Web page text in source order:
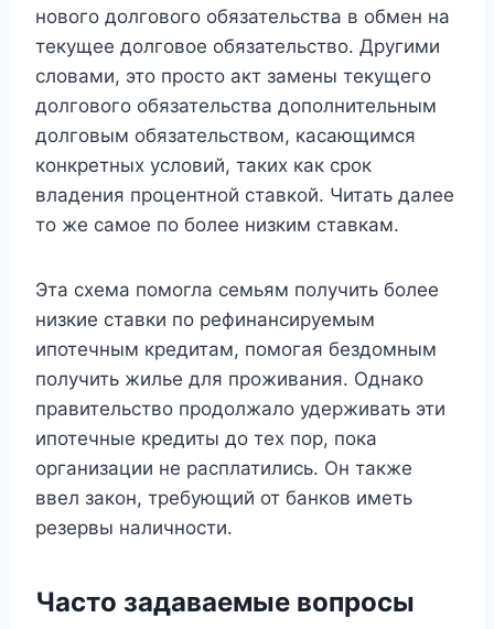
нового долгового обязательства в обмен на
текущее долговое обязательство. Другими
словами, это просто акт замены текущего
долгового обязательства дополнительным
долговым обязательством, касающимся
конкретных условий, таких как срок
владения процентной ставкой. Читать далее
то же самое по более низким ставкам.
Эта схема помогла семьям получить более
низкие ставки по рефинансируемым
ипотечным кредитам, помогая бездомным
получить жилье для проживания. Однако
правительство продолжало удерживать эти
ипотечные кредиты до тех пор, пока
организации не расплатились. Он также
ввел закон, требующий от банков иметь
резервы наличности.
Часто задаваемые вопросы